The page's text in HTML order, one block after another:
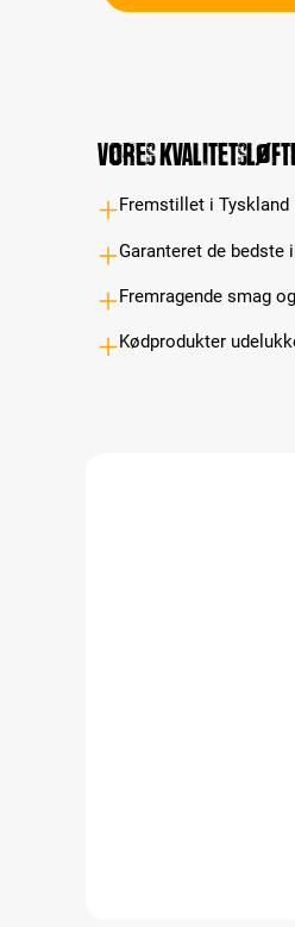
Vores
Fremstillet i Tyskland
Garanteret de bedste
Fremragende smag
Kødprodukter